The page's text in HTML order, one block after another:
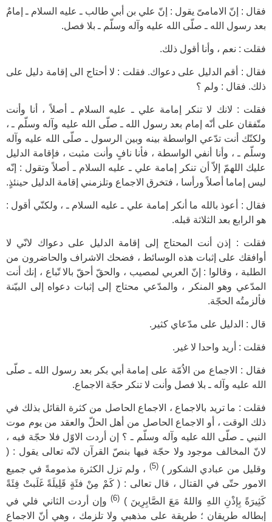
فقال : إنّ الامامىّ يقول : إنّ علي بن أبي طالب ـ عليه السلام ـ إمامٌ
بعد رسول الله ـ صلّى الله عليه وآله وسلّم ـ بلا فصل.
فقلت : نعم ، وأنا أقول ذلك.
فقال : أقم الدليل على دعواك. فقلت : لا أحتاج الى إقامة دليل على
ذلك. فقال : ولم ؟
فقلت : لانك لا تنكر إمامة علي ـ عليه السلام ـ أصلاً ، أنا وأنت
متّفقان على أنّه إمام بعد رسول الله ـ صلّى الله عليه وآله وسلّم ـ ،
ولكنّك أنت تدّعي الواسطة بينه وبين الرسول ـ صلّى الله عليه وآله
وسلّم ـ ، وأنا أنفي الواسطة ، فأنا نافٍ وأنت مثبت ، فإقامة الدليل
عليك اللهمّ إلاّ أن تنكر إمامة علي ـ عليه السلام ـ أصلاً وتقول : إنّه
ليس إماما أصلاً ورأسا ، فتخرق الاجماع وتلزمني إقامة الدليل حينئذٍ.
فقال : أعوذ بالله ما أنكر إمامة علي ـ عليه السلام ـ ، ولكنّي أقول :
هو الرابع بعد الثلاثة قبله.
فقلت : إذن أنت المحتاج إلى إقامة الدليل على دعواك لانّي لا
أوافقك على إثبات هذه الوسائط ، فضحك الاشراف والحاضرون من
الطلبة ، وقالوا : إنّ العربي لمصيب ، والحقّ أحقّ بالا تّباع ، إنك أنت
المدّعي وهو المنكر ، والمدّعي محتاج إلى إثبات دعواه إلى البيّنة
فألزمتُه الحجّة.
قال : الدليل على مدّعاي كثير.
فقلت : أريد واحدا لا غير.
فقال : الاجماع من الاُمّة على إمامة أبي بكر بعد رسول الله ـ صلّى
الله عليه وآله ـ بلا فصل وأنت لا تنكر حجّة الاجماع.
فقلت : ما تريد بالاجماع ، الاجماع الحاصل من كثرة القائل بذلك في
ذلك الوقت ، أو الاجماع الحاصل من أهل الحلّ والعقد من يوم موت
النبي ـ صلّى الله عليه وآله وسلّم ـ ؟ إن أردت الاوّل فلا حجّة فيه ،
لانّ المخالف موجود ولا حجّة فيها بنصّ القرآن لانّه تعالى يقول : (
وقليل من عبادي الشكور )(5)
، ولم تزل الكثرة مذمومةً في جميع
الامور حتّى في القتال ، قال تعالى : ( كَمْ مِنْ فئَة‌ٍ قَلِيلَةً غَلَبتْ فِئَةً
كَثِيرَةً بِإذْنِ اللهِ وَاللهُ مَعَ الصَّابِرِينَ ) (6)
وإن أردت الثاني فلي في
إبطاله طريقان ؛ طريقة على مذهبي ولا تلزمك ، وهي أنّ الاجماع